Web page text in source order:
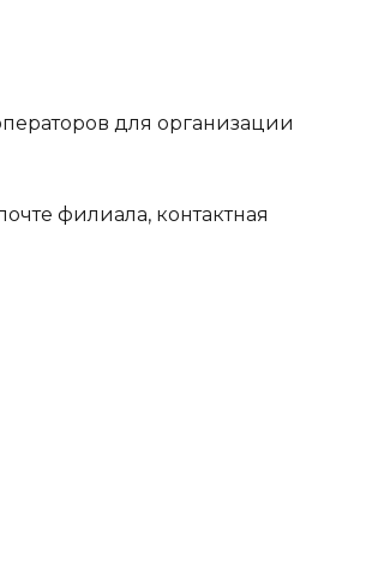
для организации
филиала, контактная